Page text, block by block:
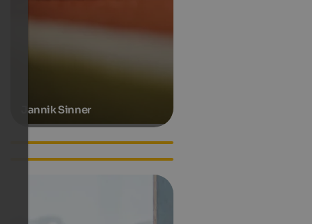
Jannik Sinner
Lilli Gruber
Luis Trenker